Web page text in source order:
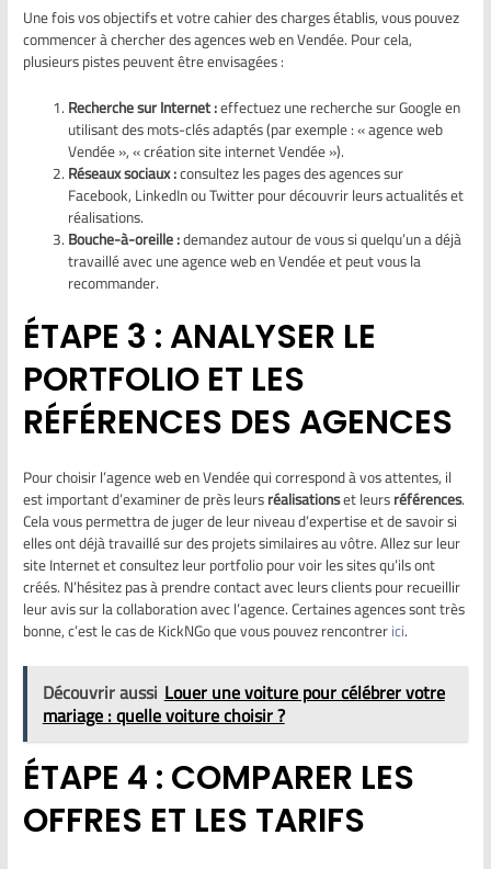
Une fois vos objectifs et votre cahier des charges établis, vous pouvez
commencer à chercher des agences web en Vendée. Pour cela,
plusieurs pistes peuvent être envisagées :
Recherche sur Internet :effectuez une recherche sur Google en
utilisant des mots-clés adaptés (par exemple : « agence web
Vendée », « création site internet Vendée »).
Réseaux sociaux :consultez les pages des agences sur
Facebook, LinkedIn ou Twitter pour découvrir leurs actualités et
réalisations.
Bouche-à-oreille :demandez autour de vous si quelqu’un a déjà
travaillé avec une agence web en Vendée et peut vous la
recommander.
ÉTAPE 3 : ANALYSER LE
PORTFOLIO ET LES
RÉFÉRENCES DES AGENCES
Pour choisir l’agence web en Vendée qui correspond à vos attentes, il
est important d’examiner de près leursréalisationset leursréférences.
Cela vous permettra de juger de leur niveau d’expertise et de savoir si
elles ont déjà travaillé sur des projets similaires au vôtre. Allez sur leur
site Internet et consultez leur portfolio pour voir les sites qu’ils ont
créés. N’hésitez pas à prendre contact avec leurs clients pour recueillir
leur avis sur la collaboration avec l’agence. Certaines agences sont très
bonne, c’est le cas de KickNGo que vous pouvez rencontrerici.
Découvrir aussi Louer une voiture pour célébrer votre
mariage : quelle voiture choisir ?
ÉTAPE 4 : COMPARER LES
OFFRES ET LES TARIFS